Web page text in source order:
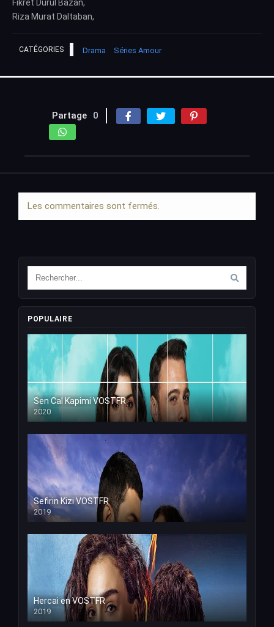
Fikret Durul Bazan,
Riza Murat Daltaban,
CATÉGORIES Drama Séries Amour
Partage 0
Les commentaires sont fermés.
POPULAIRE
Sen Cal Kapimi VOSTFR
2020
Sefirin Kizi VOSTFR
2019
Hercai en VOSTFR
2019